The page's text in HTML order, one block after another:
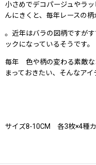
小さめでデコパージュやラ
んにきくと、毎年レースの
。近年はバラの図柄ですが
ックになっているそうです。
毎年 色や柄の変わる素敵な
まっておきたい、そんなア
サイズ8-10CM 各3枚×4種